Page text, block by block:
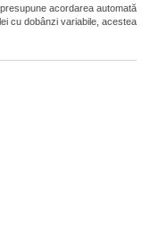
acordarea automată
cu dobânzi variabile, acestea